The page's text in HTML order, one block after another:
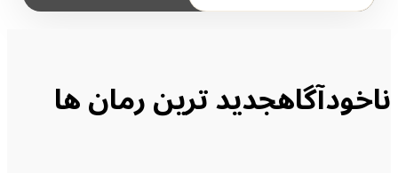
ناخودآگاهجدید ترین رمان ها